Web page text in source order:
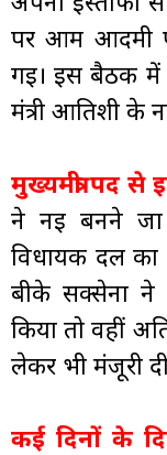
पर आम आदमी
गई। इस बैठक में
मंत्री आतिशी के
मुख्यमंत्री पद
ने नई बनने जा
विधायक दल का
बीके सक्सेना ने
किया तो वहीं
लेकर भी मंजूरी
कई दिनों के